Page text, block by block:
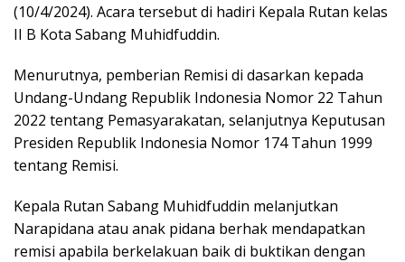
(10/4/2024). Acara tersebut di hadiri Kepala Rutan kelas
II B Kota Sabang Muhidfuddin.
Menurutnya, pemberian Remisi di dasarkan kepada
Undang-Undang Republik Indonesia Nomor 22 Tahun
2022 tentang Pemasyarakatan, selanjutnya Keputusan
Presiden Republik Indonesia Nomor 174 Tahun 1999
tentang Remisi.
Kepala Rutan Sabang Muhidfuddin melanjutkan
Narapidana atau anak pidana berhak mendapatkan
remisi apabila berkelakuan baik di buktikan dengan